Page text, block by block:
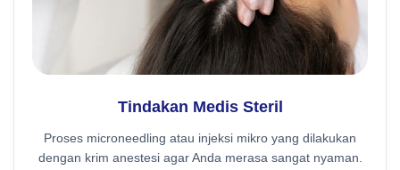
Tindakan Medis Steril
Proses microneedling atau injeksi mikro yang dilakukan
dengan krim anestesi agar Anda merasa sangat nyaman.